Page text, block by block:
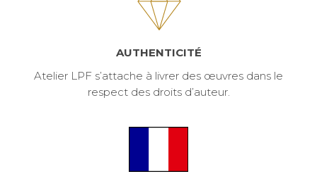
AUTHENTICITÉ
Atelier LPF s’attache à livrer des œuvres dans le
respect des droits d’auteur.